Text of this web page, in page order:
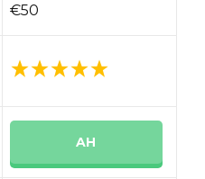
€50
AH